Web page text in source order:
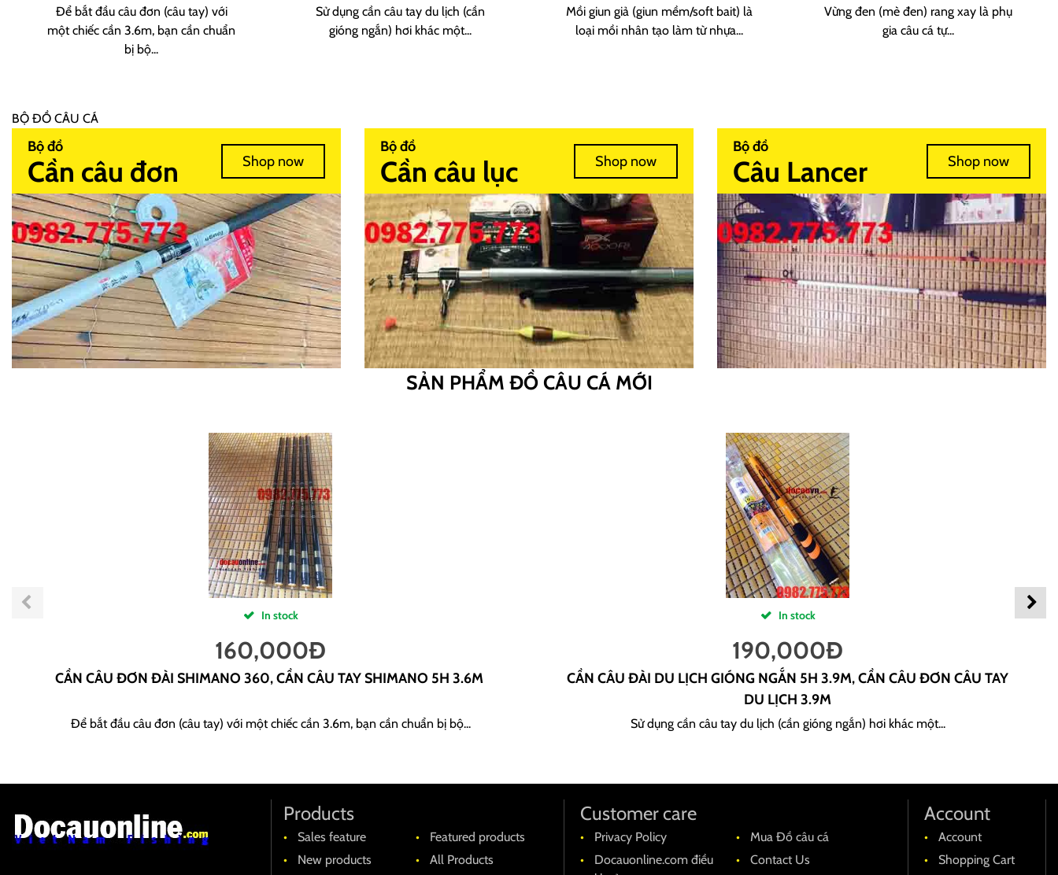
Để bắt đầu câu đơn (câu tay) với
một chiếc cần 3.6m, bạn cần chuẩn
bị bộ...
Sử dụng cần câu tay du lịch (cần
gióng ngắn) hơi khác một...
Mồi giun giả (giun mềm/soft bait) là
loại mồi nhân tạo làm từ nhựa...
Vừng đen (mè đen) rang xay là phụ
gia câu cá tự...
BỘ ĐỒ CÂU CÁ
Bộ đồ
Cần câu đơn Shop now
Bộ đồ
Cần câu lục Shop now
Bộ đồ
Câu Lancer Shop now
SẢN PHẨM ĐỒ CÂU CÁ MỚI
In stock
160,000Đ
CẦN CÂU ĐƠN ĐÀI SHIMANO 360, CẦN CÂU TAY SHIMANO 5H 3.6M
Để bắt đầu câu đơn (câu tay) với một chiếc cần 3.6m, bạn cần chuẩn bị bộ...
In stock
190,000Đ
CẦN CÂU ĐÀI DU LỊCH GIÓNG NGẮN 5H 3.9M, CẦN CÂU ĐƠN CÂU TAY
DU LỊCH 3.9M
Sử dụng cần câu tay du lịch (cần gióng ngắn) hơi khác một...
Products
Sales feature
Featured products
New products
All Products
Customer care
Privacy Policy
Mua Đồ câu cá
Docauonline.com điều
Contact Us
Account
Account
Shopping Cart